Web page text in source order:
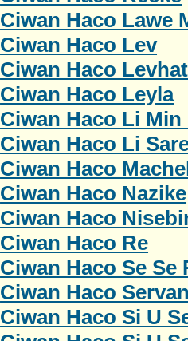
Ciwan Haco Lawe
Ciwan Haco Lev
Ciwan Haco
Ciwan Haco Leyla
Ciwan Haco Li Min
Ciwan Haco Li
Ciwan Haco
Ciwan Haco Nazike
Ciwan Haco
Ciwan Haco Re
Ciwan Haco Se Se
Ciwan Haco
Ciwan Haco Si U